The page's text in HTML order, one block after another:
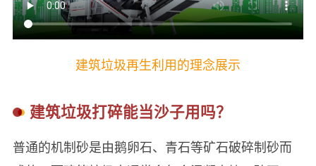
建筑垃圾再生利用的理念展示
建筑垃圾打碎能当沙子用吗？
普通的机制砂是由鹅卵石、青石等矿石破碎制砂而